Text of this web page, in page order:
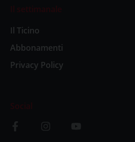
Il settimanale
Il Ticino
Abbonamenti
Privacy Policy
Social